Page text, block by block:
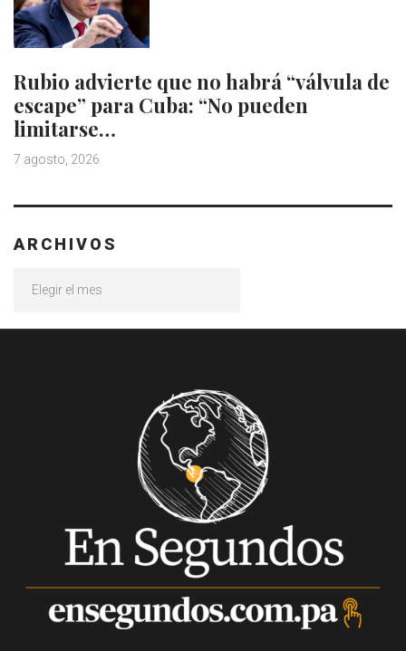
Rubio advierte que no habrá “válvula de
escape” para Cuba: “No pueden
limitarse…
7 agosto, 2026
ARCHIVOS